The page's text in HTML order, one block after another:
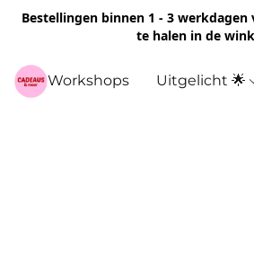
Bestellingen binnen 1 - 3 werkdagen
te halen in de
Workshops Uitgelicht 🌟